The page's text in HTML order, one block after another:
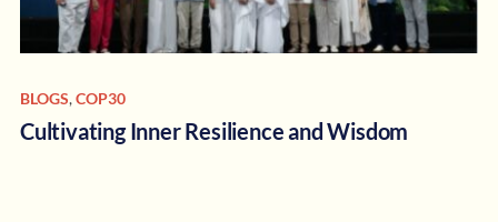
BLOGS,COP30
Cultivating Inner Resilience and Wisdom